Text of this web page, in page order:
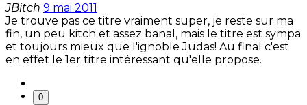
JBitch 9 mai 2011
Je trouve pas ce titre vraiment super, je reste sur ma
fin, un peu kitch et assez banal, mais le titre est sympa
et toujours mieux que l'ignoble Judas! Au final c'est
en effet le 1er titre intéressant qu'elle propose.
0